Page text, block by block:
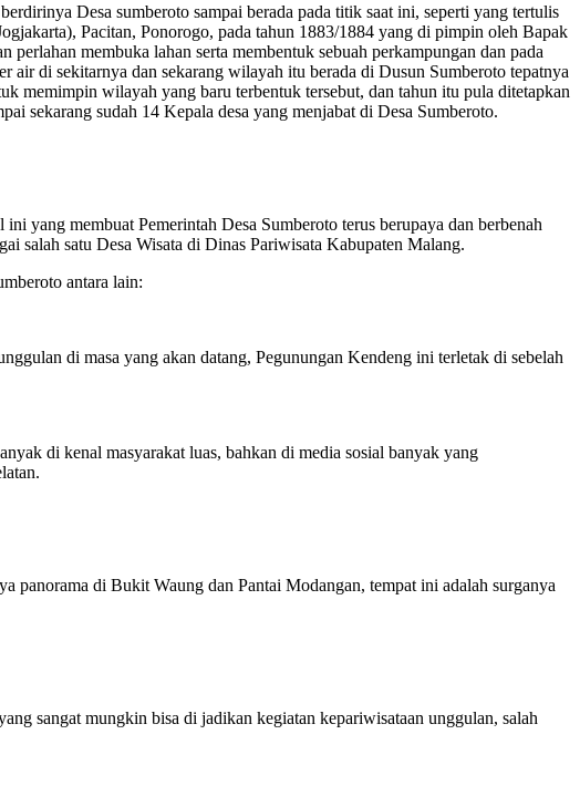
Desa sumberoto sampai berada pada titik saat ini, seperti yang tertulis
Pacitan, Ponorogo, pada tahun 1883/1884 yang di pimpin oleh Bapak
membuka lahan serta membentuk sebuah perkampungan dan pada
air di sekitarnya dan sekarang wilayah itu berada di Dusun Sumberoto tepatnya
memimpin wilayah yang baru terbentuk tersebut, dan tahun itu pula ditetapkan
sekarang sudah 14 Kepala desa yang menjabat di Desa Sumberoto.
yang membuat Pemerintah Desa Sumberoto terus berupaya dan berbenah
salah satu Desa Wisata di Dinas Pariwisata Kabupaten Malang.
antara lain:
di masa yang akan datang, Pegunungan Kendeng ini terletak di sebelah
di kenal masyarakat luas, bahkan di media sosial banyak yang
panorama di Bukit Waung dan Pantai Modangan, tempat ini adalah surganya
sangat mungkin bisa di jadikan kegiatan kepariwisataan unggulan, salah